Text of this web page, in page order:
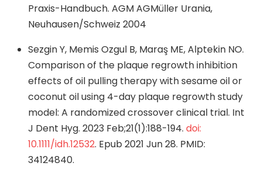
Praxis-Handbuch. AGM AGMüller Urania,
Neuhausen/Schweiz 2004
Sezgin Y, Memis Ozgul B, Maraş ME, Alptekin NO.
Comparison of the plaque regrowth inhibition
effects of oil pulling therapy with sesame oil or
coconut oil using 4-day plaque regrowth study
model: A randomized crossover clinical trial. Int
J Dent Hyg. 2023 Feb;21(1):188-194. doi:
10.1111/idh.12532. Epub 2021 Jun 28. PMID:
34124840.